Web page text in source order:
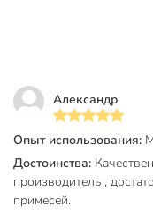
Александр
Опыт использования:
Достоинства:
производитель ,
примесей.